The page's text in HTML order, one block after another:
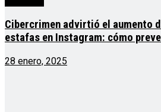
Cibercrimen advirtió el aumento
estafas en Instagram: cómo
28 enero, 2025